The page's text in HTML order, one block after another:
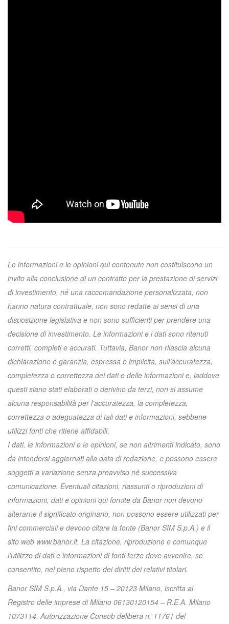
Le informazioni e le opinioni qui contenute non costituiscono un
invito alla conclusione di un contratto per la prestazione di servizi
di investimento, né una raccomandazione personalizzata, non
hanno natura contrattuale, non sono redatte ai sensi di una
disposizione legislativa e non sono sufficienti per prendere una
decisione di investimento. Le informazioni e i dati sono ritenuti
corretti, completi e accurati. Tuttavia, Banor non rilascia alcuna
dichiarazione o garanzia, espressa o implicita, sull’accuratezza,
completezza o correttezza dei dati e delle informazioni e, laddove
questi siano stati elaborati o derivino da terzi, non si assume
alcuna responsabilità per l’accuratezza, la completezza,
correttezza o adeguatezza di tali dati e informazioni, sebbene
utilizzi fonti che ritiene affidabili.
I dati, le informazioni e le opinioni, se non altrimenti indicato, sono
da intendersi aggiornati alla data di redazione, e possono essere
soggetti a variazione senza preavviso né successiva
comunicazione. Eventuali citazioni, riassunti o riproduzioni di
informazioni, dati e opinioni qui fornite da Banor non devono
alterarne il significato originario, non possono essere utilizzati per
fini commerciali e devono citare la fonte (Banor SIM S.p.A.) e il
sito web www.banor.it. La citazione, riproduzione e comunque
l’utilizzo di dati e informazioni di fonti terze deve avvenire, se
consentito, nel pieno rispetto dei diritti dei relativi titolari.
Banor SIM S.p.A., via Dante 15 – 20123 Milano, iscritta al
Registro delle imprese di Milano 06130120154 – R.E.A. Milano
1073114. Autorizzazione Consob delibera n. 11761 del